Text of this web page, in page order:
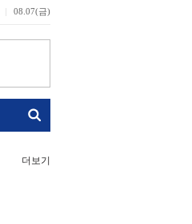
08.07(금)
더보기